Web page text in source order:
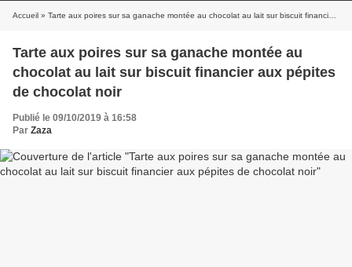
Accueil » Tarte aux poires sur sa ganache montée au chocolat au lait sur biscuit financier aux pépites de chocolat noir
Tarte aux poires sur sa ganache montée au
chocolat au lait sur biscuit financier aux pépites
de chocolat noir
Publié le 09/10/2019 à 16:58
Par Zaza